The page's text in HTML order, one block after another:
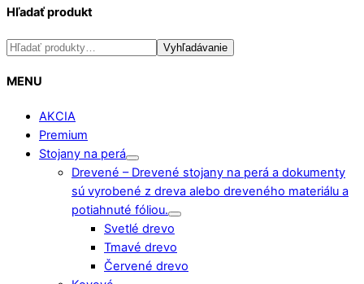
Hľadať produkt
Hľadať: Vyhľadávanie
MENU
AKCIA
Premium
Stojany na perá
Drevené – Drevené stojany na perá a dokumenty
sú vyrobené z dreva alebo dreveného materiálu a
potiahnuté fóliou.
Svetlé drevo
Tmavé drevo
Červené drevo